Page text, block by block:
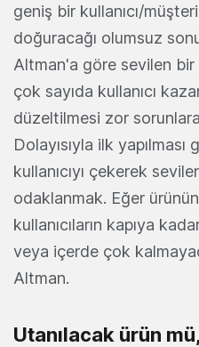
geniş bir kullanıcı/
doğuracağı olumsuz
Altman'a göre sevilen
çok sayıda kullanıcı
düzeltilmesi zor
Dolayısıyla ilk
kullanıcıyı çekerek
odaklanmak. Eğer
kullanıcıların kapıya
veya içerde çok
Altman.
Utanılacak ürün